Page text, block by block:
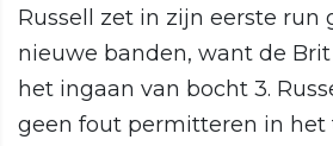
Russell zet in zijn eerste run
nieuwe banden, want de
het ingaan van bocht 3.
geen fout permitteren in het